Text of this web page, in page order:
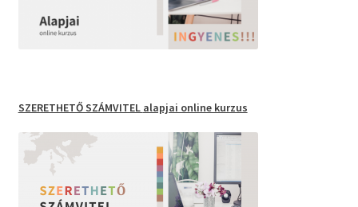
SZERETHETŐ SZÁMVITEL alapjai online kurzus